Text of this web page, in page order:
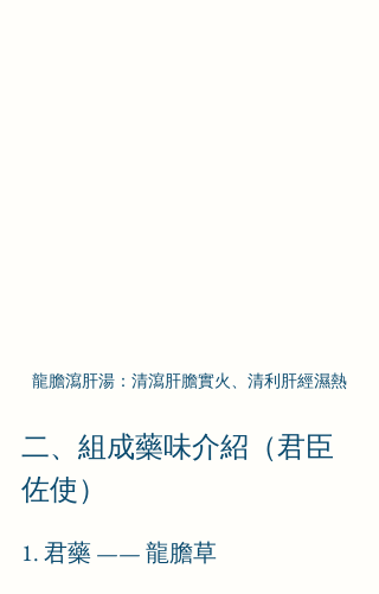
龍膽瀉肝湯：清瀉肝膽實火、清利肝經濕熱
二、組成藥味介紹（君臣
佐使）
1. 君藥 —— 龍膽草